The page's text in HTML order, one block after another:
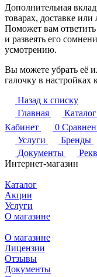
Дополнительная
товарах, доставке
Поможет вам
и развеять его
усмотрению.
Вы можете убрать её
галочку в настройках
Назад к списку
Главная
Каталог
Кабинет
0
Услуги
Бренды
Документы
Интернет-магазин
Каталог
Акции
Услуги
О магазине
О магазине
Лицензии
Отзывы
Документы